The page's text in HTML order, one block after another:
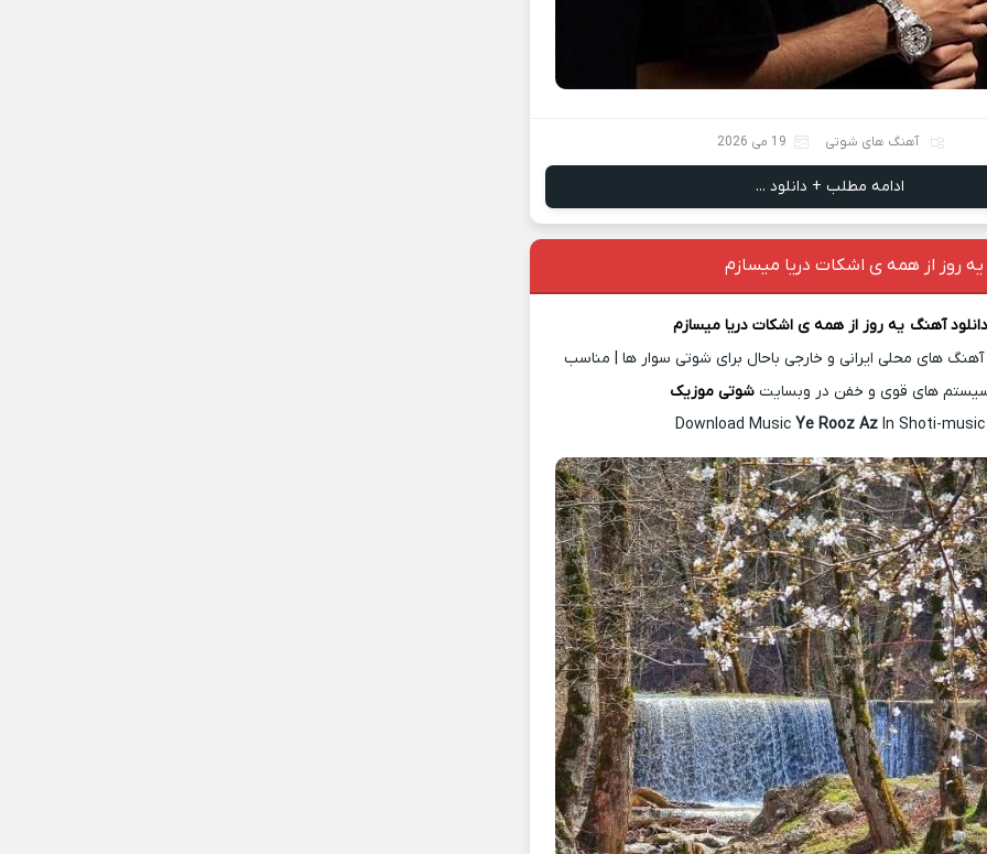
آهنگ های شوتی 19 می 2026
ادامه مطلب + دانلود ...
یه روز از همه ی اشکات دریا میسازم
دانلود آهنگ یه روز از همه ی اشکات دریا میسازم
آهنگ های محلی ایرانی و خارجی باحال برای شوتی سوار ها | مناسب
های قوی و خفن در وبسایتشوتی موزیک
Download Music Ye Rooz Az In Shoti-music